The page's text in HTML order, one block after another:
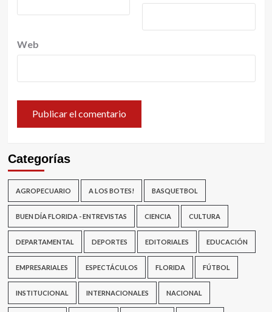
Web
Categorías
AGROPECUARIO A LOS BOTES! BASQUETBOL
BUEN DÍA FLORIDA - ENTREVISTAS CIENCIA CULTURA
DEPARTAMENTAL DEPORTES EDITORIALES EDUCACIÓN
EMPRESARIALES ESPECTÁCULOS FLORIDA FÚTBOL
INSTITUCIONAL INTERNACIONALES NACIONAL